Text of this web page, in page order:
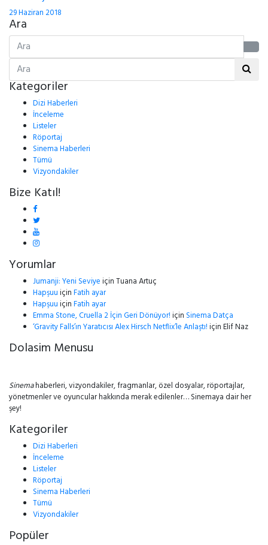
29 Haziran 2018
Ara
Kategoriler
Dizi Haberleri
İnceleme
Listeler
Röportaj
Sinema Haberleri
Tümü
Vizyondakiler
Bize Katıl!
Yorumlar
Jumanji: Yeni SeviyeiçinTuana Artuç
HapşuuiçinFatih ayar
HapşuuiçinFatih ayar
Emma Stone, Cruella 2 İçin Geri Dönüyor!için Sinema Datça
‘Gravity Falls’ın Yaratıcısı Alex Hirsch Netflix’le Anlaştı!içinElif Naz
Dolasim Menusu
Sinemahaberleri, vizyondakiler, fragmanlar, özel dosyalar, röportajlar,
yönetmenler ve oyuncular hakkında merak edilenler… Sinemaya dair her
şey!
Kategoriler
Dizi Haberleri
İnceleme
Listeler
Röportaj
Sinema Haberleri
Tümü
Vizyondakiler
Popüler